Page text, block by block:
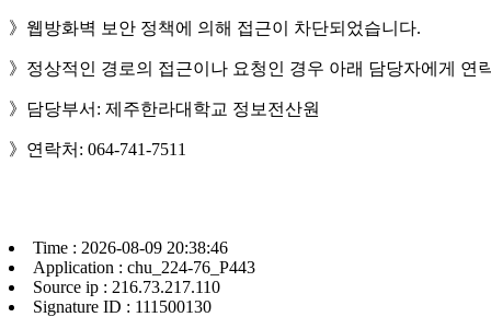
》웹방화벽 보안 정책에 의해 접근이 차단되었습니다.
》정상적인 경로의 접근이나 요청인 경우 아래 담당자에게 연
》담당부서: 제주한라대학교 정보전산원
》연락처: 064-741-7511
Time : 2026-08-09 20:38:46
Application : chu_224-76_P443
Source ip : 216.73.217.110
Signature ID : 111500130